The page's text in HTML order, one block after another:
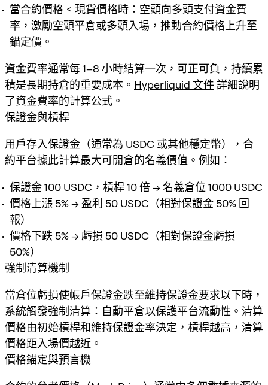
當合約價格 < 現貨價格時：空頭向多頭支付資金費
率，激勵空頭平倉或多頭入場，推動合約價格上升至
錨定價。
資金費率通常每 1–8 小時結算一次，可正可負，持續累
積是長期持倉的重要成本。 Hyperliquid 文件詳細說明
了資金費率的計算公式。
保證金與槓桿
用戶存入保證金（通常為 USDC 或其他穩定幣），合
約平台據此計算最大可開倉的名義價值。例如：
保證金 100 USDC，槓桿 10 倍 → 名義倉位 1000 USDC
價格上漲 5% → 盈利 50 USDC（相對保證金 50% 回
報）
價格下跌 5% → 虧損 50 USDC（相對保證金虧損
50%）
強制清算機制
當倉位虧損使帳戶保證金跌至維持保證金要求以下時，
系統觸發強制清算：自動平倉以保護平台流動性。清算
價格由初始槓桿和維持保證金率決定，槓桿越高，清算
價格距入場價越近。
價格錨定與預言機